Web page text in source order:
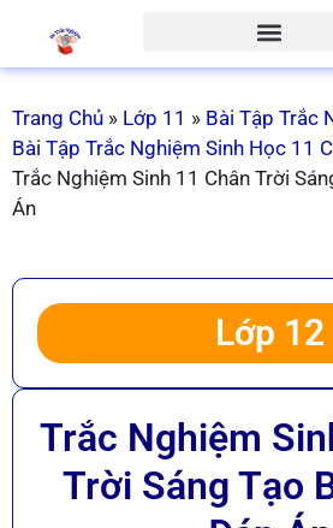
Trang Chủ » Lớp 11 » Bài Tập Trắc
Bài Tập Trắc Nghiệm Sinh Học 11
Trắc Nghiệm Sinh 11 Chân Trời
Án
Lớp 12
Trắc Nghiệm
Trời Sáng Tạo